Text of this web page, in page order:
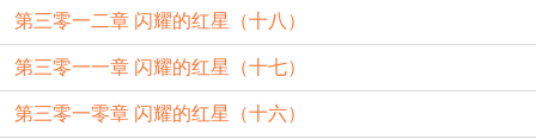
第三零一二章 闪耀的红星（十八）
第三零一一章 闪耀的红星（十七）
第三零一零章 闪耀的红星（十六）